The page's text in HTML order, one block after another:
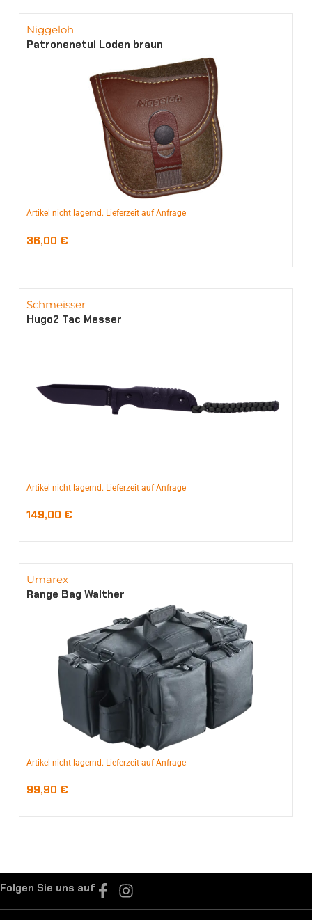
Niggeloh
Patronenetui Loden braun
Artikel nicht lagernd. Lieferzeit auf Anfrage
36,00 €
Schmeisser
Hugo2 Tac Messer
Artikel nicht lagernd. Lieferzeit auf Anfrage
149,00 €
Umarex
Range Bag Walther
Artikel nicht lagernd. Lieferzeit auf Anfrage
99,90 €
Folgen Sie uns auf